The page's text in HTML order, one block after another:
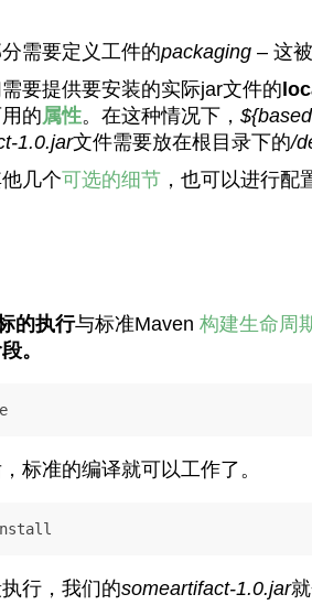
需要定义工件的packaging– 这
要提供要安装的实际jar文件的
的属性。在这种情况下，
1.0.jar文件需要放在根目录下的/
几个可选的细节，也可以进行配
的执行与标准Maven 构建生命周
。
标准的编译就可以工作了。
行，我们的someartifact-1.0.jar